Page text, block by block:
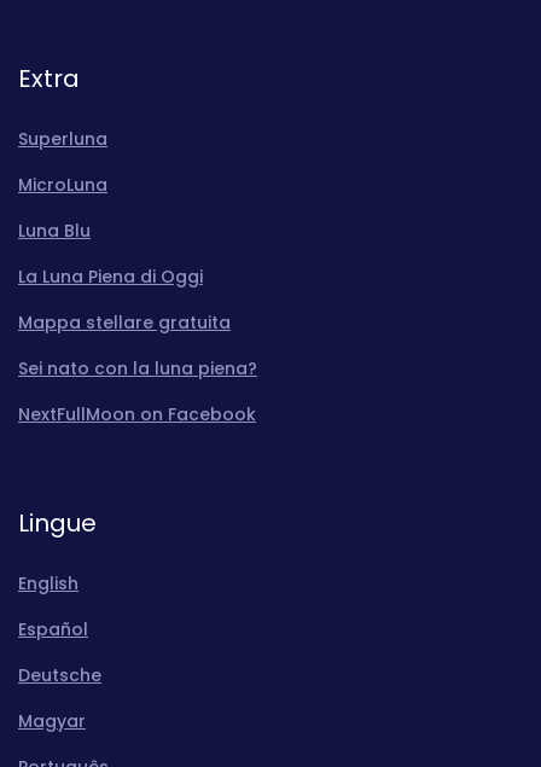
Extra
Superluna
MicroLuna
Luna Blu
La Luna Piena di Oggi
Mappa stellare gratuita
Sei nato con la luna piena?
NextFullMoon on Facebook
Lingue
English
Español
Deutsche
Magyar